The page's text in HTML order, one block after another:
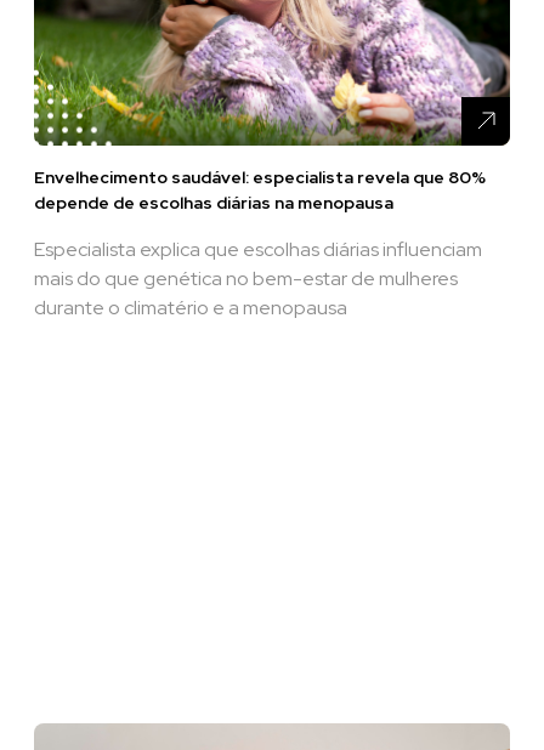
Envelhecimento saudável: especialista revela que 80%
depende de escolhas diárias na menopausa
Especialista explica que escolhas diárias influenciam
mais do que genética no bem-estar de mulheres
durante o climatério e a menopausa